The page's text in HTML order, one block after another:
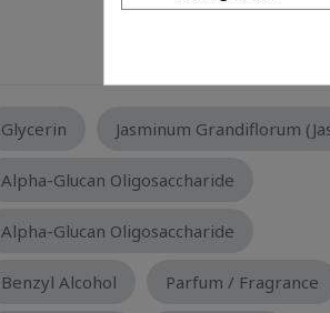
Glycerin Jasminum Grandiflorum
Alpha-Glucan Oligosaccharide
Alpha-Glucan Oligosaccharide
Benzyl Alcohol Parfum / Fragrance